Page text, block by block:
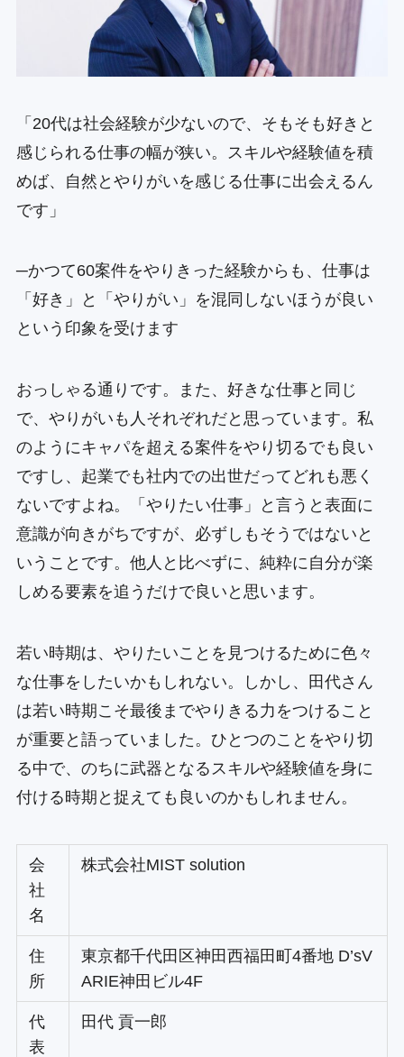
「20代は社会経験が少ないので、そもそも好きと
感じられる仕事の幅が狭い。スキルや経験値を積
めば、自然とやりがいを感じる仕事に出会えるん
です」
─かつて60案件をやりきった経験からも、仕事は
「好き」と「やりがい」を混同しないほうが良い
という印象を受けます
おっしゃる通りです。また、好きな仕事と同じ
で、やりがいも人それぞれだと思っています。私
のようにキャパを超える案件をやり切るでも良い
ですし、起業でも社内での出世だってどれも悪く
ないですよね。「やりたい仕事」と言うと表面に
意識が向きがちですが、必ずしもそうではないと
いうことです。他人と比べずに、純粋に自分が楽
しめる要素を追うだけで良いと思います。
若い時期は、やりたいことを見つけるために色々
な仕事をしたいかもしれない。しかし、田代さん
は若い時期こそ最後までやりきる力をつけること
が重要と語っていました。ひとつのことをやり切
る中で、のちに武器となるスキルや経験値を身に
付ける時期と捉えても良いのかもしれません。
会
社
名
株式会社MIST solution
住
所
東京都千代田区神田西福田町4番地 D’sV
ARIE神田ビル4F
代
表
田代 貢一郎